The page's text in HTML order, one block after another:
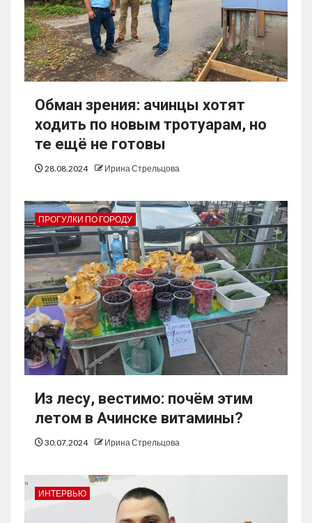
Обман зрения: ачинцы хотят
ходить по новым тротуарам, но
те ещё не готовы
28.08.2024 Ирина Стрельцова
ПРОГУЛКИ ПО ГОРОДУ
Из лесу, вестимо: почём этим
летом в Ачинске витамины?
30.07.2024 Ирина Стрельцова
ИНТЕРВЬЮ